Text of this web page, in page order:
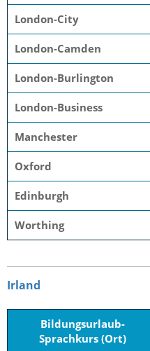
London-City
London-Camden
London-Burlington
London-Business
Manchester
Oxford
Edinburgh
Worthing
Irland
Bildungsurlaub-
Sprachkurs (Ort)